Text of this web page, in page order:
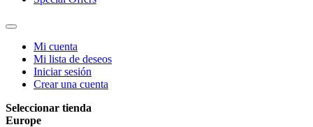
Mi cuenta
Mi lista de deseos
Iniciar sesión
Crear una cuenta
Seleccionar tienda
Europe